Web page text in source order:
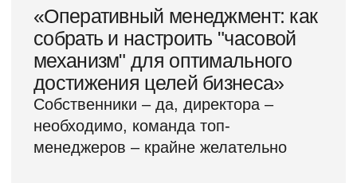
бизнеса?
Сколько часов в неделю
у вас уходит на «ручной
привод»?
Часто ли вы разбираете
вопросы, которые, вроде бы,
уместно было бы решать